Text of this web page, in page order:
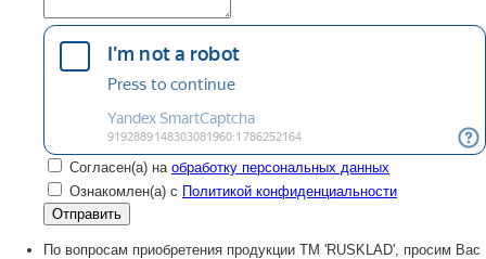
Согласен(а) на обработку персональных данных
Ознакомлен(а) с Политикой конфиденциальности
По вопросам приобретения продукции TM 'RUSKLAD', просим Вас